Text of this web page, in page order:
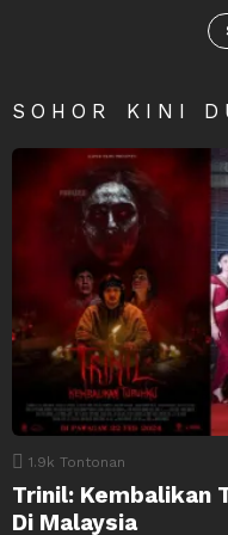
SOHOR KINI
1.9k Tontonan
Trinil: Kembalikan
Di Malaysia